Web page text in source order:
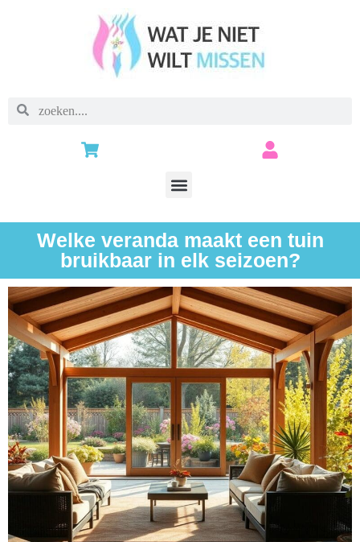
Welke veranda maakt een tuin
bruikbaar in elk seizoen?